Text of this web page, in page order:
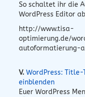
So schaltet ihr die
WordPress Editor
http://www.tisa-
optimierung.de/
autoformatierung-
V. WordPress:
einblenden
Euer WordPress